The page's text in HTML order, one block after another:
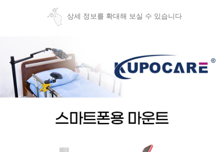
상세 정보를 확대해 보실 수 있습니다